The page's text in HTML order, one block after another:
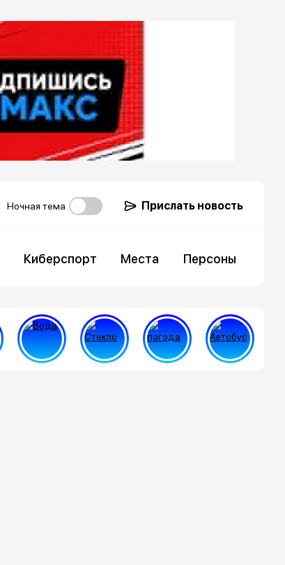
Ночная тема Прислать новость
Киберспорт Места Персоны